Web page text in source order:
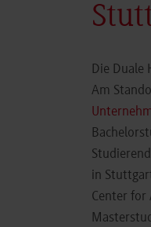
Die Duale
Am
in
Center for